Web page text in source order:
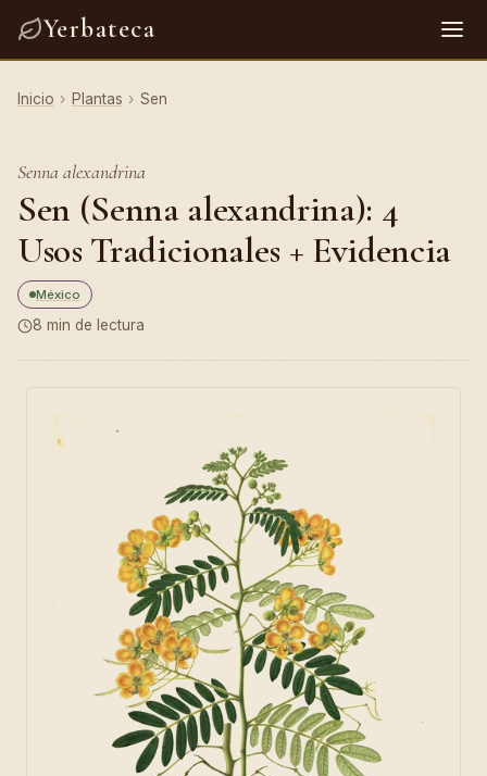
Yerbateca
Inicio › Plantas › Sen
Senna alexandrina
Sen (Senna alexandrina): 4
Usos Tradicionales + Evidencia
México
8 min de lectura